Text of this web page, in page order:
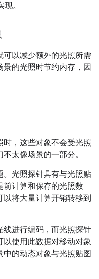
。
可以减少额外的光照所需
景的光照时节约内存，因
时，这些对象不会受光照
太像场景的一部分。
。光照探针具有与光照贴
前计算和保存的光照数
以将大量计算开销转移到
线进行编码，而光照探针
以使用此数据对移动对象
中的动态对象与光照贴图